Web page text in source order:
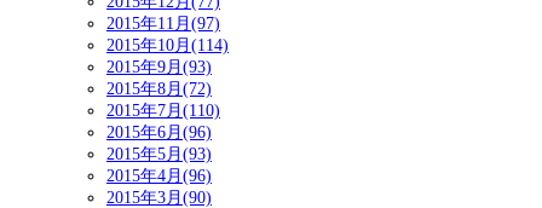
2015年11月(97)
2015年10月(114)
2015年9月(93)
2015年8月(72)
2015年7月(110)
2015年6月(96)
2015年5月(93)
2015年4月(96)
2015年3月(90)